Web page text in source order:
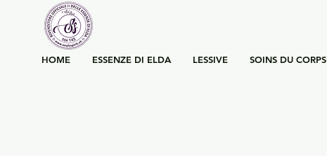
HOME ESSENZE DI ELDA LESSIVE SOINS DU CORPS